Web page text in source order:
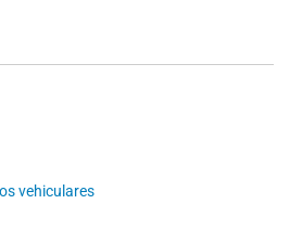
vehiculares